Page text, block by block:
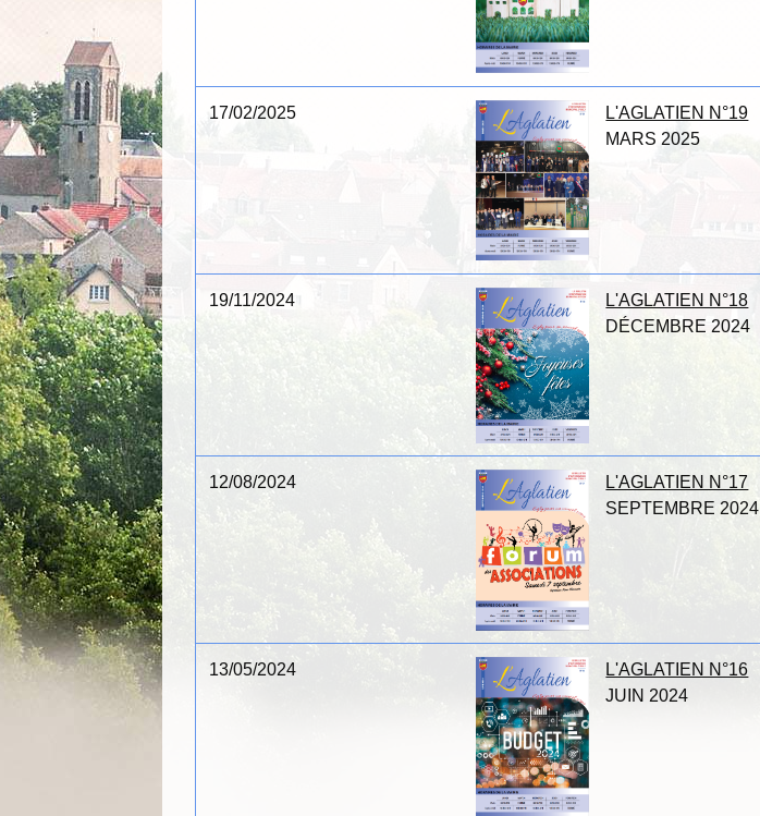
17/02/2025
L'AGLATIEN N°19
MARS 2025
19/11/2024
L'AGLATIEN N°18
DÉCEMBRE 2024
12/08/2024
L'AGLATIEN N°17
SEPTEMBRE 2024
13/05/2024
L'AGLATIEN N°16
JUIN 2024